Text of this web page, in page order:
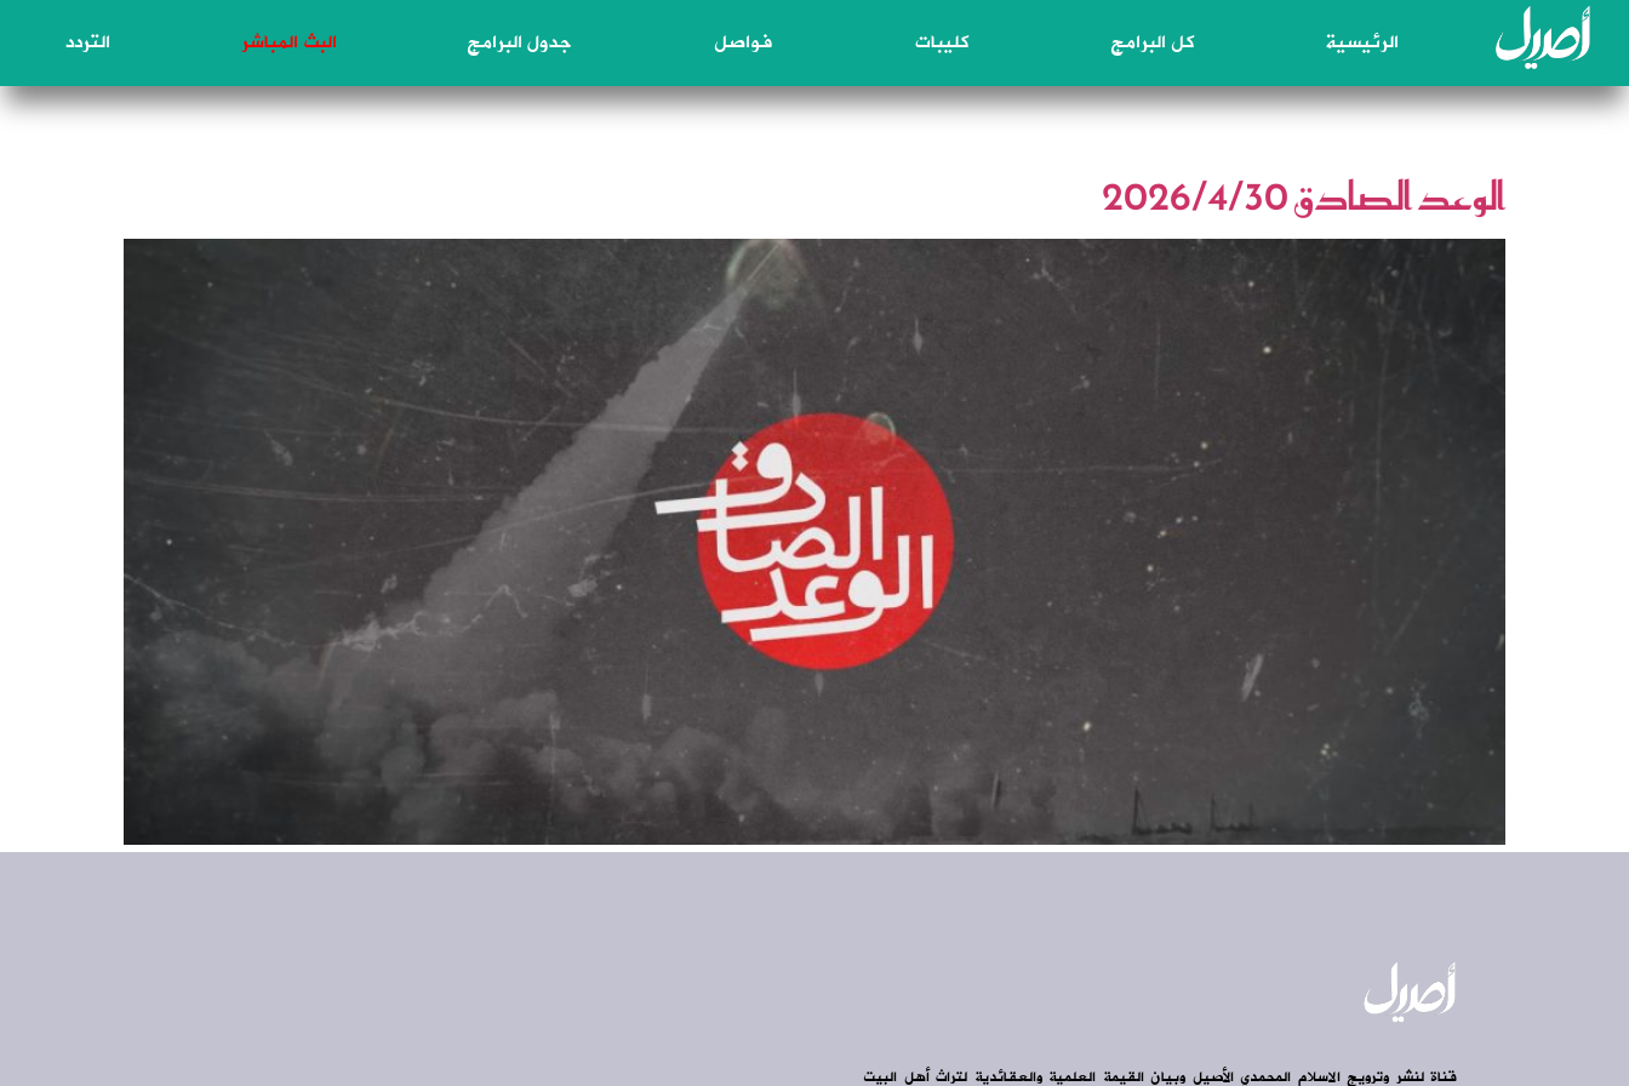
الرئيسية كل البرامج كليبات فواصل جدول البرامج البث المباشر التردد
اليوم:30 أبريل، 2026
الوعد الصادق 2026/4/30
قناة لنشر وترويج الاسلام المحمدي الأصيل وبيان القيمة العلمية والعقائدية لتراث أهل البيت